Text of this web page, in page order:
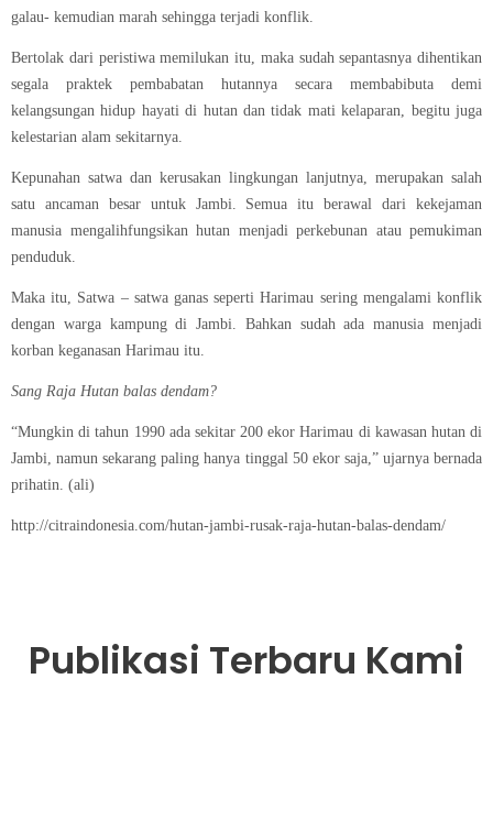
galau- kemudian marah sehingga terjadi konflik.
Bertolak dari peristiwa memilukan itu, maka sudah sepantasnya dihentikan
segala praktek pembabatan hutannya secara membabibuta demi
kelangsungan hidup hayati di hutan dan tidak mati kelaparan, begitu juga
kelestarian alam sekitarnya.
Kepunahan satwa dan kerusakan lingkungan lanjutnya, merupakan salah
satu ancaman besar untuk Jambi. Semua itu berawal dari kekejaman
manusia mengalihfungsikan hutan menjadi perkebunan atau pemukiman
penduduk.
Maka itu, Satwa – satwa ganas seperti Harimau sering mengalami konflik
dengan warga kampung di Jambi. Bahkan sudah ada manusia menjadi
korban keganasan Harimau itu.
Sang Raja Hutan balas dendam?
“Mungkin di tahun 1990 ada sekitar 200 ekor Harimau di kawasan hutan di
Jambi, namun sekarang paling hanya tinggal 50 ekor saja,” ujarnya bernada
prihatin. (ali)
http://citraindonesia.com/hutan-jambi-rusak-raja-hutan-balas-dendam/
Publikasi Terbaru Kami